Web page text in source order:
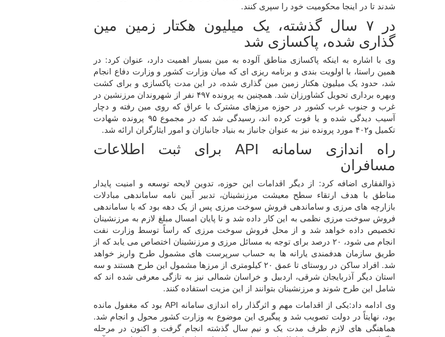
شدند تا در اینجا محکومیت خود را سپری کنند.
در ۷ سال گذشته، یک میلیون هکتار زمین مین
گذاری شده، پاکسازی شد
وی با اشاره به اینکه پاکسازی مناطق آلوده به مین بسیار اهمیت دارد، عنوان کرد: در
همین راستا، با اولویت بندی و برنامه ریزی ای که میان وزارت کشور و وزارت دفاع انجام
شد، حدود یک میلیون هکتار زمین مین گذاری شده، در این مدت پاکسازی و برای کشت
وبهره برداری تحویل کشاورزان شد. همچنین به پرونده ۴۹۷ نفر از شهروندان مرزنشین در
غرب و جنوب غرب کشور در حوزه مرزهای مشترک با عراق که روی مین رفته و دچار
آسیب دیدگی شده و یا فوت کرده اند، رسیدگی شد که در مجموع ۹۵ پرونده شهادت
تکمیل و۴۰۲ مورد پرونده نیز به عنوان جانباز به بنیاد جانبازان و امور ایثارگران ارائه شد.
راه اندازی سامانه API برای ثبت اطلاعات
مسافران
ذوالفقاری اضافه کرد: از دیگر اقدامات این حوزه، تدوین لايحه توسعه و امنيت پايدار
مناطق با هدف ارتقاء سطح معيشت مرزنشينان، تدبیر آیین نامه ساماندهی مبادلات
بازارچه های مرزی و ساماندهی فروش سوخت مرزی پس از یک دهه بود که با ساماندهی
فروش سوخت مرزی نظمی به این کار داده شد و تا پایان امسال مبلغ لازم به مرزنشینان
تخصیص داده خواهد شد و از محل فروش سوخت مرزی که راساً توسط وزارت نفت
انجام می شود، ۲۰ درصد برای توجه به مسائل مرزی و مرزنشینان اختصاص می یابد که از
طریق سازمان هدفمندی یارانه ها به حساب سرپرست های مشمول طرح واریز خواهد
شد. افراد ساکن در روستای تا عمق ۲۰ کیلومتری از مرزها مشمول این طرح هستند و سه
استان دیگر آذربایجان شرقی، اردبیل و خراسان شمالی نیز به تازگی معرفی شده اند که
شامل این طرح شوند و مرزنشینان بتوانند از این مزیت استفاده کنند.
وی ادامه داد:یکی از اقدامات مهم و اثرگذار راه اندازی سامانه API بود که مغفول مانده
بود، نهایتاً در دولت تصویب شد و پیگیری این موضوع به وزارت کشور محول و انجام شد.
هماهنگی های لازم ظرف مدت یک و نیم سال گذشته انجام گرفت و اکنون در مرحله